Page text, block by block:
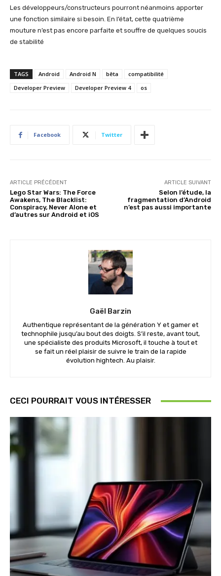
Les développeurs/constructeurs pourront néanmoins apporter
une fonction similaire si besoin. En l’état, cette quatrième
mouture n’est pas encore parfaite et souffre de quelques soucis
de stabilité
TAGS Android Android N bêta
compatibilité
Developer Preview
Developer Preview 4 os
Facebook Twitter
ARTICLE PRÉCÉDENT
Lego Star Wars: The Force
Awakens, The Blacklist:
Conspiracy, Never Alone et
d’autres sur Android et iOS
ARTICLE SUIVANT
Selon l’étude, la
fragmentation d’Android
n’est pas aussi importante
Gaël Barzin
Authentique représentant de la génération Y et gamer et
technophile jusqu’au bout des doigts. S’il reste, avant tout,
une spécialiste des produits Microsoft, il touche à tout et
se fait un réel plaisir de suivre le train de la rapide
évolution hightech. Au plaisir.
CECI POURRAIT VOUS INTÉRESSER